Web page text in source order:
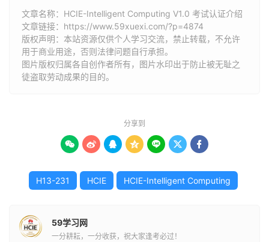
文章名称：HCIE-Intelligent Computing V1.0 考试认证介绍
文章链接： https://www.59xuexi.com/?p=4874
版权声明：本站资源仅供个人学习交流，禁止转载，不允许
用于商业用途，否则法律问题自行承担。
图片版权归属各自创作者所有，图片水印出于防止被无耻之
徒盗取劳动成果的目的。
分享到
      
H13-231 HCIE HCIE-Intelligent Computing
59学习网
一分耕耘，一分收获，祝大家逢考必过！